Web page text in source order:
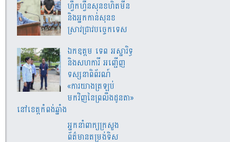
ហ្វឹកហ្វឺនសុនខហិតមីន
និងអ្នកកាន់សុនខ
ស្រាវជ្រាវបច្ចេកទេស
ឯកឧត្តម ទេព អស្នារិទ្ធ
និងសហការី អញ្ជើញ
ទស្សនាពិព័រណ៍
«ការយាងត្រឡប់
មកវិញនៃព្រលឹងដូនតា»
នៅខេត្តកំពង់ឆ្នាំង
អ្នកនាំពាក្យក្រសួង
ព័ត៌មានតម្រង់ទិស